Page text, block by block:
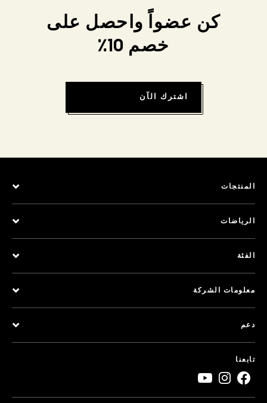
كن عضواً واحصل على
خصم 10٪
اشترك الآن
المنتجات
الرياضات
الفئة
معلومات الشركة
دعم
تابعنا